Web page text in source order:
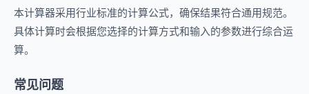
本计算器采用行业标准的计算公式，确保结果符合通用规范。
具体计算时会根据您选择的计算方式和输入的参数进行综合运
算。
常见问题